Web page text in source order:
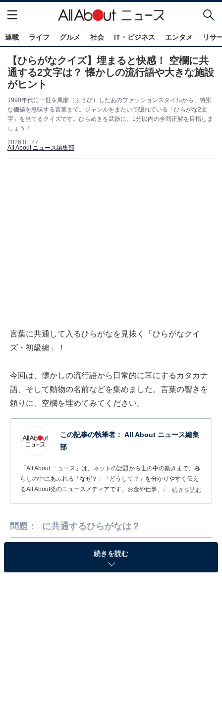
連載 ライフ グルメ 社会 IT・ビジネス エンタメ リサ
【ひらがなクイズ】埋まると快感！ 空欄に共
通する2文字は？ 懐かしの流行語や大きな施設
がヒント
1990年代に一世を風靡（ふうび）したあのファッションスタイルから、特別
な価値を意味する言葉まで。ジャンルをまたいで隠れている「ひらがな2文
字」を当てるクイズです。ひらめきを武器に、1分以内の全問正解を目指しま
しょう！
2026.01.27
All About ニュース編集部
言葉に共通して入るひらがなを見抜く「ひらがなクイ
ズ・初級編」！
今回は、懐かしの流行語から日常的に耳にするカタカナ
語、そして動物の名前などを集めました。言葉の響きを
頼りに、空欄を埋めてみてください。
この記事の執筆者： All About ニュース編集
部
「All About ニュース」は、ネットの話題から世の中の動きまで、暮
らしの中にあふれる「なぜ？」「どうして？」を分かりやすく伝え
るAll About発のニュースメディアです。お金や仕事、恋愛、ITに関
...続きを読む
問題：□に共通するひらがなは？
続きを読む